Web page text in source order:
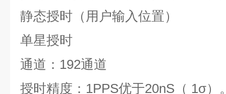
静态授时（用户输入位置）
单星授时
通道：192通道
授时精度：1PPS优于20nS（ 1σ）